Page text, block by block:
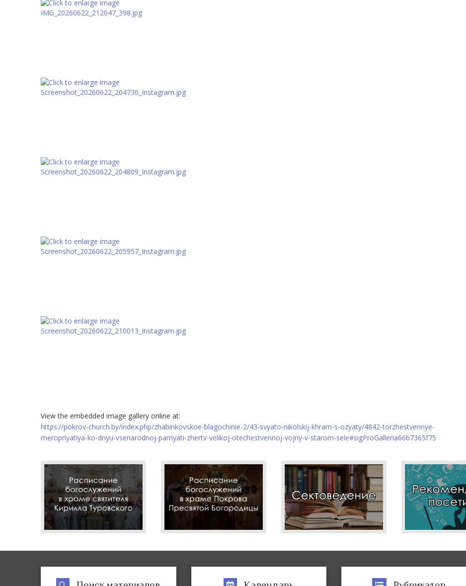
View the embedded image gallery online at:
https://pokrov-church.by/index.php/zhabinkovskoe-blagochinie-2/43-svyato-nikolskij-khram-s-ozyaty/4842-torzhestvennye-
meropriyatiya-ko-dnyu-vsenarodnoj-pamyati-zhertv-velikoj-otechestvennoj-vojny-v-starom-sele#sigProGalleria66b7365f75